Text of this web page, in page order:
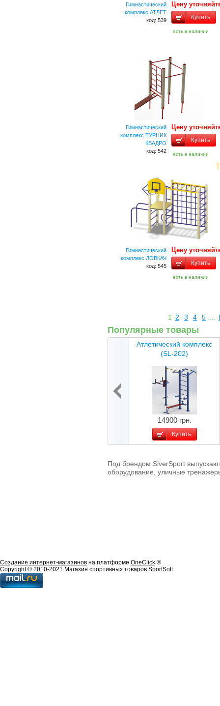
Гимнастический
комплекс АТЛЕТ
код: 539
Цену
Купить
есть в наличии
Гимнастический
комплекс ТУРНИК
КВАДРО
код: 542
Цену
Купить
есть в наличии
Гимнастический
комплекс ЛОВКАЧ
код: 545
Цену
Купить
есть в наличии
1 2 3 4 5
Популярные товары
Атлетический комплекс
(SL-202)
14900 грн.
Купить
Под брендом SiverSport
оборудование, уличные
Создание интернет-магазинов на платформе OneClick ®
Copyright © 2010-2021 Магазин спортивных товаров SportSoft